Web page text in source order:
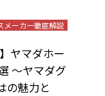
メーカー徹底解説
ヤマダホー
～ヤマダグ
の魅力と